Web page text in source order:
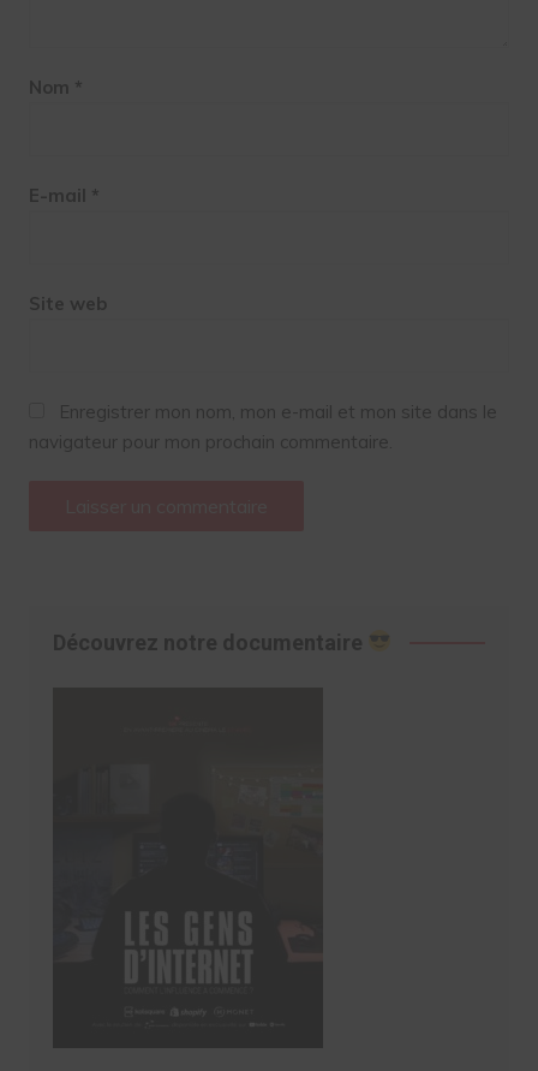
Nom *
E-mail *
Site web
Enregistrer mon nom, mon e-mail et mon site dans le
navigateur pour mon prochain commentaire.
Découvrez notre documentaire